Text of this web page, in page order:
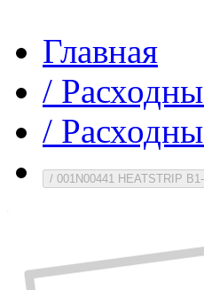
Главная
/
/
/ 001N00441 HEATSTRIP